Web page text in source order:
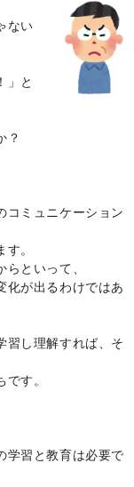
ない
」と
？
コミュニケーション
。
といって、
化が出るわけではあ
習し理解すれば、そ
す。
学習と教育は必要で